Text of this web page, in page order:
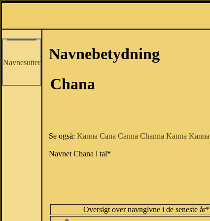
Navnesutter
Navnebetydning
Chana
Se også: Kanna Cana Canna Channa Kanna Kanna
Navnet Chana i tal*
Oversigt over navngivne i de seneste år*